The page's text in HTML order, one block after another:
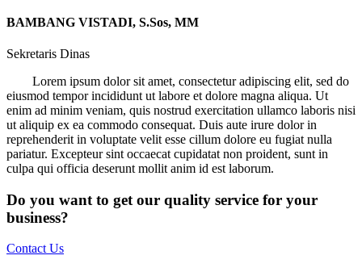
BAMBANG VISTADI, S.Sos, MM
Sekretaris Dinas
Lorem ipsum dolor sit amet, consectetur adipiscing elit, sed do
eiusmod tempor incididunt ut labore et dolore magna aliqua. Ut
enim ad minim veniam, quis nostrud exercitation ullamco laboris nisi
ut aliquip ex ea commodo consequat. Duis aute irure dolor in
reprehenderit in voluptate velit esse cillum dolore eu fugiat nulla
pariatur. Excepteur sint occaecat cupidatat non proident, sunt in
culpa qui officia deserunt mollit anim id est laborum.
Do you want to get our quality service for your
business?
Contact Us